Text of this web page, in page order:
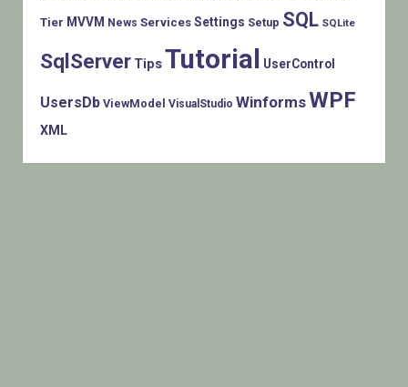
Tier MVVM News Services Settings Setup SQL SQLite
SqlServer TipsTutorial UserControl
UsersDb ViewModel VisualStudio WinformsWPF
XML